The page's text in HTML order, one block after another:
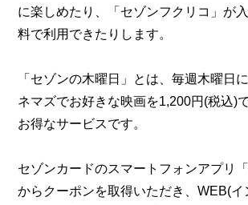
に楽しめたり、「セゾンフクリコ」が
料で利用できたりします。
「セゾンの木曜日」とは、毎週木曜日
ネマズでお好きな映画を1,200円(税込)
お得なサービスです。
セゾンカードのスマートフォンアプリ
からクーポンを取得いただき、WEB(イ